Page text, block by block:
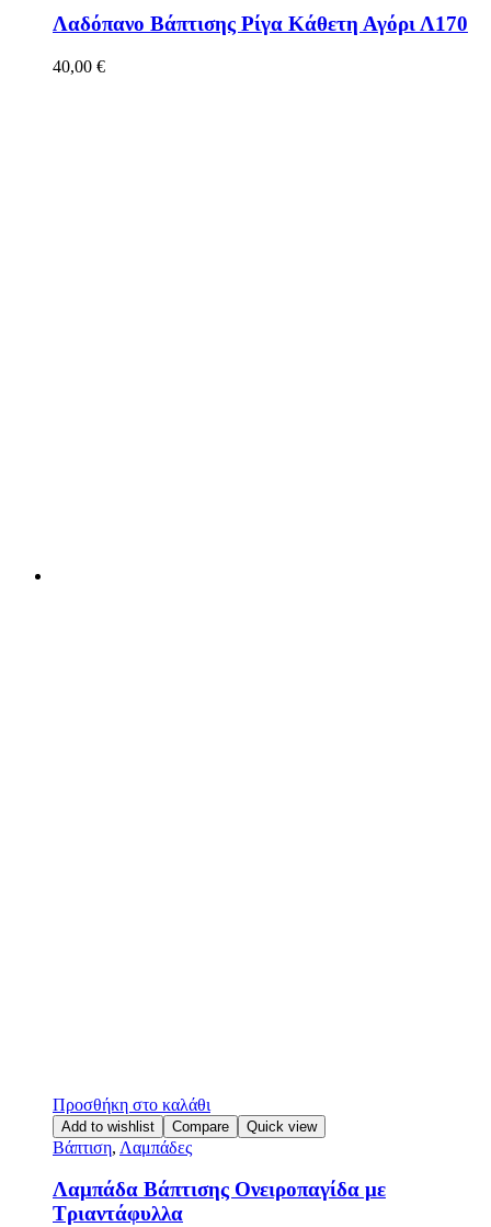
Λαδόπανο Βάπτισης Ρίγα Κάθετη Αγόρι Λ170
40,00 €
Προσθήκη στο καλάθι
Add to wishlist Compare Quick view
Βάπτιση, Λαμπάδες
Λαμπάδα Βάπτισης Ονειροπαγίδα με
Τριαντάφυλλα